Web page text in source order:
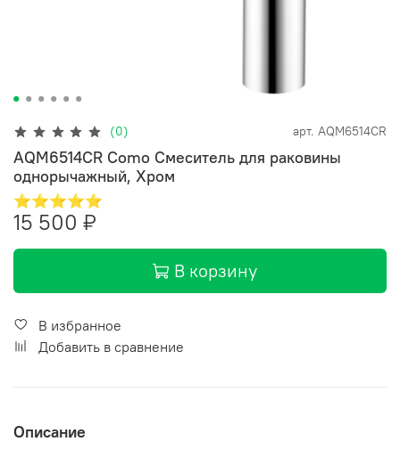
(0) арт. AQM6514CR
AQM6514CR Como Смеситель для раковины
однорычажный, Хром
⭐⭐⭐⭐⭐
15 500 ₽
В корзину
В избранное
Добавить в сравнение
Описание